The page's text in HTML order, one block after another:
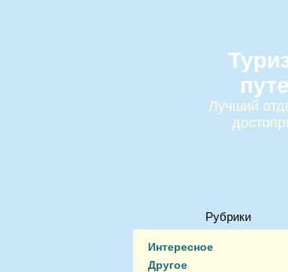
Лучший
Рубрики
Интересное
Другое